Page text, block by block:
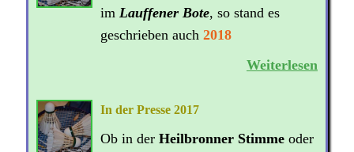
imLauffener Bote, so stand es
geschrieben auch2018
Weiterlesen
In der Presse 2017
Ob in derHeilbronner Stimmeoder